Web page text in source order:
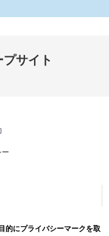
サイト
ー
的にプライバシーマークを取